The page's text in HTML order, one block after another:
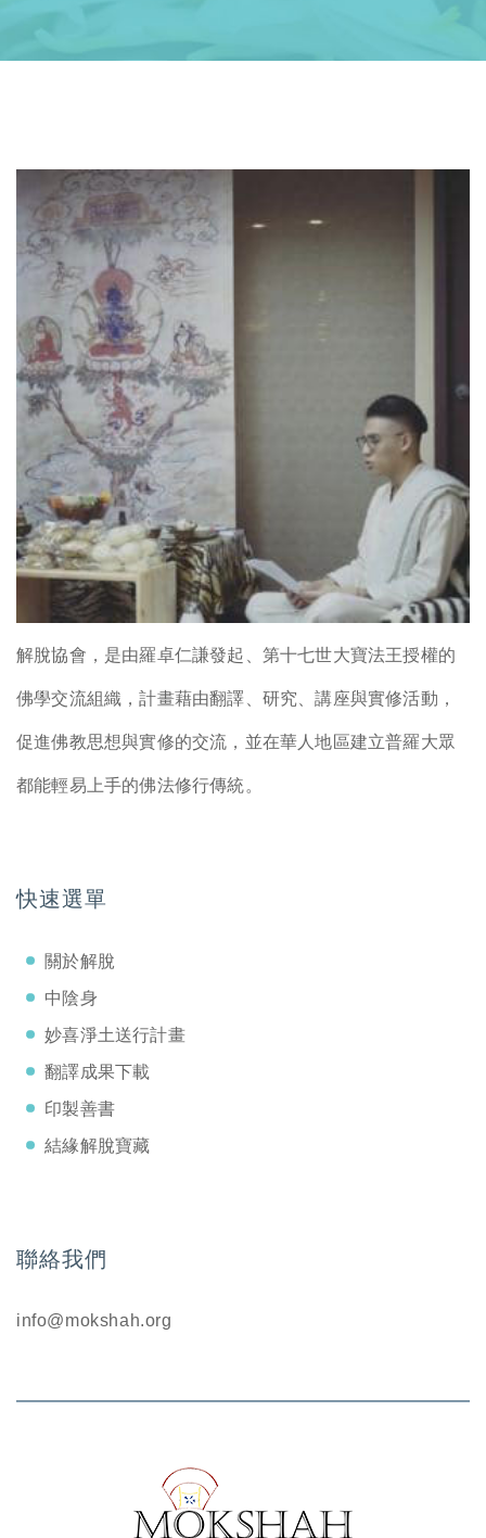
解脫協會，是由羅卓仁謙發起、第十七世大寶法王授權的
佛學交流組織，計畫藉由翻譯、研究、講座與實修活動，
促進佛教思想與實修的交流，並在華人地區建立普羅大眾
都能輕易上手的佛法修行傳統。
快速選單
關於解脫
中陰身
妙喜淨土送行計畫
翻譯成果下載
印製善書
結緣解脫寶藏
聯絡我們
info@mokshah.org